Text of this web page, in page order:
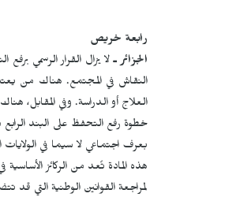
رابعة خريص
الجزائر ـلا يزال القرار الرسمي
النقاش في المجتمع. هناك من
العلاج أو الدراسة. وفي المقابل،
بعرف اجتماعي لا سيما في الولايات
هذه المادة تُعد من الركائز الأساسية
لمراجعة القوانين الوطنية التي قد